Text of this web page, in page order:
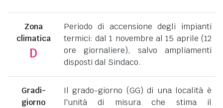
Zona
climatica
D
Periodo di accensione degli impianti
termici: dal 1 novembre al 15 aprile (12
ore giornaliere), salvo ampliamenti
disposti dal Sindaco.
Gradi-
giorno
Il grado-giorno (GG) di una località è
l'unità di misura che stima il